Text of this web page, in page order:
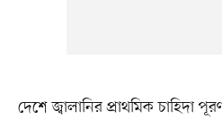
দেশে জ্বালানির প্রাথমিক চাহিদা